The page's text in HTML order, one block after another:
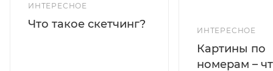
ИНТЕРЕСНОЕ
Что такое скетчинг?
ИНТЕРЕСНОЕ
Картины по
номерам –